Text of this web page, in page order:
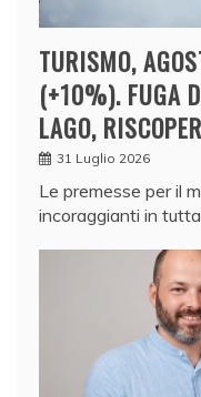
TURISMO,
(+10%). FUGA
LAGO,
31 Luglio 2026
Le premesse per il
incoraggianti in